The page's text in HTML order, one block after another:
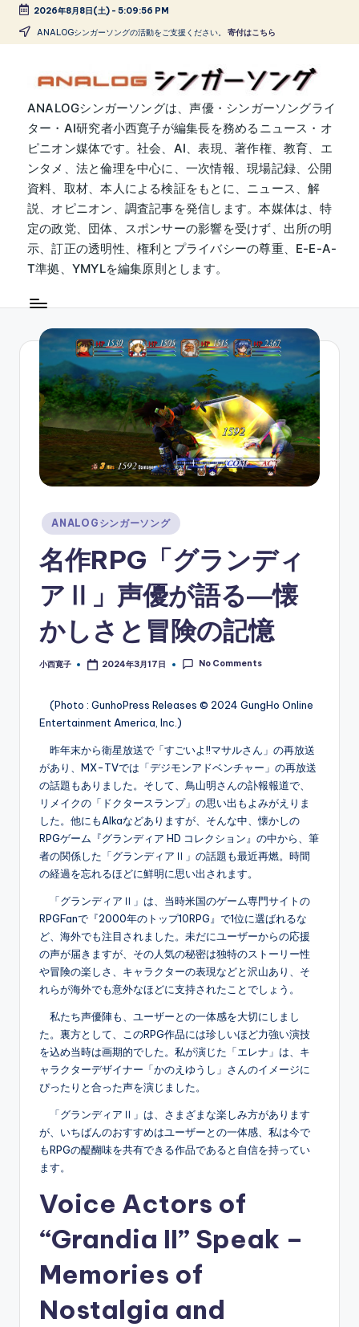
Skip
2026年8月8日(土)- 5:09:57 PM
ANALOGシンガーソングの活動をご支援ください。 寄付はこちら
A
N
A
L
O
G
シ
ン
ー
ソ
ン
グ
ANALOGシンガーソングは、声優・シンガーソングライ
ター・AI研究者小西寛子が編集長を務めるニュース・オ
ピニオン媒体です。社会、AI、表現、著作権、教育、エ
ンタメ、法と倫理を中心に、一次情報、現場記録、公開
資料、取材、本人による検証をもとに、ニュース、解
説、オピニオン、調査記事を発信します。本媒体は、特
定の政党、団体、スポンサーの影響を受けず、出所の明
示、訂正の透明性、権利とプライバシーの尊重、E-E-A-
T準拠、YMYLを編集原則とします。
Posted
in
ANALOGシンガーソング
名作RPG「グランディ
アⅡ」声優が語る―懐
かしさと冒険の記憶
Posted
小西寛子 2024年3月17日 No Comments
(Photo : GunhoPress Releases © 2024 GungHo Online
Entertainment America, Inc.)
昨年末から衛星放送で「すごいよ!!マサルさん」の再放送
があり、MX-TVでは「デジモンアドベンチャー」の再放送
の話題もありました。そして、鳥山明さんの訃報報道で、
リメイクの「ドクタースランプ」の思い出もよみがえりま
した。他にもAIkaなどありますが、そんな中、懐かしの
RPGゲーム『グランディア HD コレクション』の中から、筆
者の関係した「グランディアⅡ」の話題も最近再燃。時間
の経過を忘れるほどに鮮明に思い出されます。
「グランディアⅡ」は、当時米国のゲーム専門サイトの
RPGFanで『2000年のトップ10RPG』で1位に選ばれるな
ど、海外でも注目されました。未だにユーザーからの応援
の声が届きますが、その人気の秘密は独特のストーリー性
や冒険の楽しさ、キャラクターの表現などと沢山あり、そ
れらが海外でも意外なほどに支持されたことでしょう。
私たち声優陣も、ユーザーとの一体感を大切にしまし
た。裏方として、このRPG作品には珍しいほど力強い演技
を込め当時は画期的でした。私が演じた「エレナ」は、キ
ャラクターデザイナー「かのえゆうし」さんのイメージに
ぴったりと合った声を演じました。
「グランディアⅡ」は、さまざまな楽しみ方があります
が、いちばんのおすすめはユーザーとの一体感、私は今で
もRPGの醍醐味を共有できる作品であると自信を持ってい
ます。
Voice Actors of
“Grandia II” Speak –
Memories of
Nostalgia and